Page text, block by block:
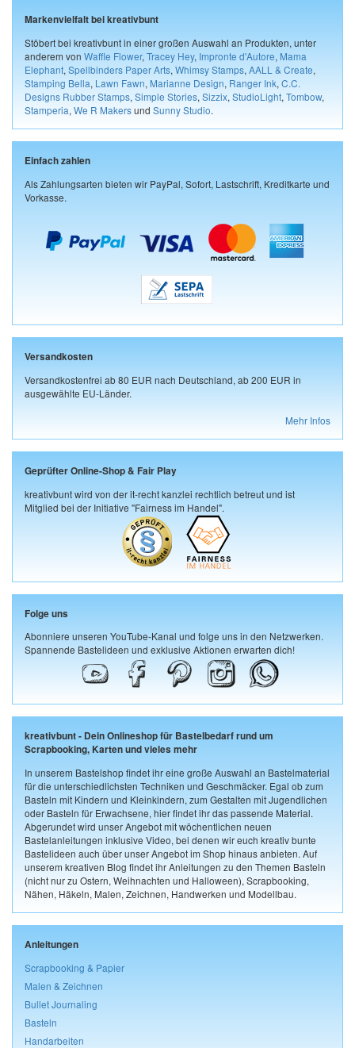
Markenvielfalt bei kreativbunt
Stöbert bei kreativbunt in einer großen Auswahl an Produkten, unter
anderem von Waffle Flower, Tracey Hey, Impronte d'Autore, Mama
Elephant, Spellbinders Paper Arts, Whimsy Stamps, AALL & Create,
Stamping Bella, Lawn Fawn, Marianne Design, Ranger Ink, C.C.
Designs Rubber Stamps, Simple Stories, Sizzix, StudioLight, Tombow,
Stamperia, We R Makersund Sunny Studio.
Einfach zahlen
Als Zahlungsarten bieten wir PayPal, Sofort, Lastschrift, Kreditkarte und
Vorkasse.
Versandkosten
Versandkostenfrei ab 80 EUR nach Deutschland, ab 200 EUR in
ausgewählte EU-Länder.
Mehr Infos
Geprüfter Online-Shop & Fair Play
kreativbunt wird von der it-recht kanzlei rechtlich betreut und ist
Mitglied bei der Initiative "Fairness im Handel".
Folge uns
Abonniere unseren YouTube-Kanal und folge uns in den Netzwerken.
Spannende Bastelideen und exklusive Aktionen erwarten dich!
kreativbunt - Dein Onlineshop für Bastelbedarf rund um
Scrapbooking, Karten und vieles mehr
In unserem Bastelshop findet ihr eine große Auswahl an Bastelmaterial
für die unterschiedlichsten Techniken und Geschmäcker. Egal ob zum
Basteln mit Kindern und Kleinkindern, zum Gestalten mit Jugendlichen
oder Basteln für Erwachsene, hier findet ihr das passende Material.
Abgerundet wird unser Angebot mit wöchentlichen neuen
Bastelanleitungen inklusive Video, bei denen wir euch kreativ bunte
Bastelideen auch über unser Angebot im Shop hinaus anbieten. Auf
unserem kreativen Blog findet ihr Anleitungen zu den Themen Basteln
(nicht nur zu Ostern, Weihnachten und Halloween), Scrapbooking,
Nähen, Häkeln, Malen, Zeichnen, Handwerken und Modellbau.
Anleitungen
Scrapbooking & Papier
Malen & Zeichnen
Bullet Journaling
Basteln
Handarbeiten